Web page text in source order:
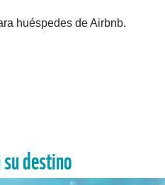
huéspedes de Airbnb.​
destino